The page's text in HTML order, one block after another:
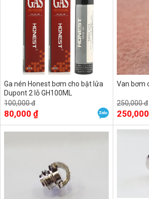
Ga nén Honest bơm cho bật lửa
Dupont 2 lỗ GH100ML
100,000 đ
80,000 ₫
Van bơm
250,000 đ